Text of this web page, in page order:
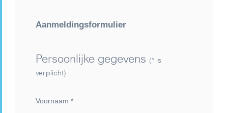
Aanmeldingsformulier
Persoonlijke gegevens (* is
verplicht)
Voornaam *